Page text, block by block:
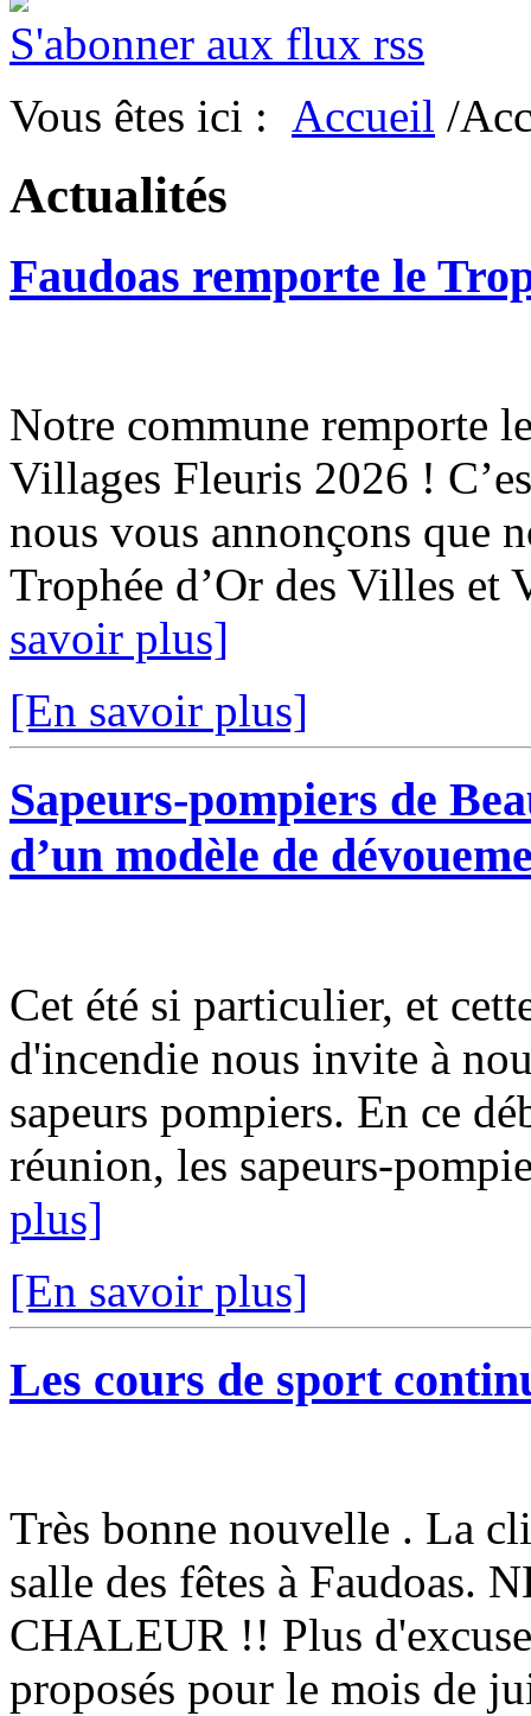
S'abonner aux flux rss
Vous êtes ici : Accueil /
Actualités
Faudoas remporte le
Notre commune remporte
Villages Fleuris 2026 !
nous vous annonçons que
Trophée d’Or des Villes
savoir plus]
[En savoir plus]
Sapeurs-pompiers de
d’un modèle de
Cet été si particulier, et
d'incendie nous invite à
sapeurs pompiers. En ce
réunion, les sapeurs-
plus]
[En savoir plus]
Les cours de sport
Très bonne nouvelle . La
salle des fêtes à Faudoas.
CHALEUR !! Plus
proposés pour le mois de